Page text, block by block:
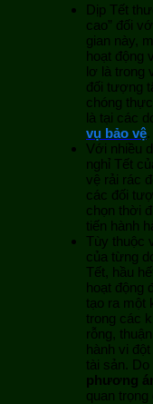
Dịp Tết
cao” đối
gian này,
hoạt động
lơ là trong
đối tượng
chóng
là tại các
vụ bảo vệ.
Với nhiều
nghỉ Tết
vệ rải rác
các đối
chọn thời
tiến hành
Tùy thuộc
của từng
Tết, hầu
hoạt động
tạo ra một
trong các
rỗng,
hành vi
tài sản.
phương
quan